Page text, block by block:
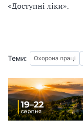
«Доступні ліки».
Теми: Охорона праці